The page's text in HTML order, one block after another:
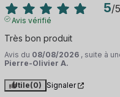
5/5
Avis vérifié
Très bon produit
Avis du 08/08/2026 , suite à
Pierre-Olivier A.
Utile(0) Signaler